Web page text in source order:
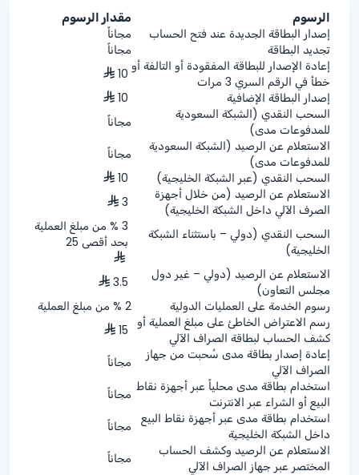
الرسوم مقدار الرسوم
إصدار البطاقة الجديدة عند فتح الحساب
مجاناً
تجديد البطاقة
مجاناً
إعادة الإصدار للبطاقة المفقودة أو التالفة أو
خطأ في الرقم السري 3 مرات
10
إصدار البطاقة الإضافية
10
السحب النقدي (الشبكة السعودية
للمدفوعات مدى)
مجاناً
الاستعلام عن الرصيد (الشبكة السعودية
للمدفوعات مدى)
مجاناً
السحب النقدي (عبر الشبكة الخليجية)
10
الاستعلام عن الرصيد (من خلال أجهزة
الصرف الآلي داخل الشبكة الخليجية)
3
السحب النقدي (دولي – باستثناء الشبكة
الخليجية)
3 % من مبلغ العملية
بحد أقصى 25
الاستعلام عن الرصيد (دولي – غير دول
مجلس التعاون)
3.5
رسوم الخدمة على العمليات الدولية
2 % من مبلغ العملية
رسم الاعتراض الخاطئ على مبلغ العملية أو
كشف الحساب لبطاقة الصراف الآلي
15
إعادة إصدار بطاقة مدى سُحبت من جهاز
الصراف الآلي
مجاناً
استخدام بطاقة مدى محلياً عبر أجهزة نقاط
البيع أو الشراء عبر الانترنت
مجاناً
استخدام بطاقة مدى عبر أجهزة نقاط البيع
داخل الشبكة الخليجية
مجاناً
الاستعلام عن الرصيد وكشف الحساب
المختصر عبر جهاز الصراف الآلي
مجاناً